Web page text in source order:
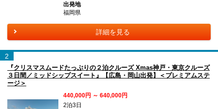
出発地
福岡県
詳細を見る
2
『クリスマスムードたっぷりの２泊クルーズ Xmas神戸・東京クルーズ
３日間／ミッドシップスイート』【広島・岡山出発】＜プレミアムステ
ージ＞
440,000円 ～ 640,000円
2泊3日